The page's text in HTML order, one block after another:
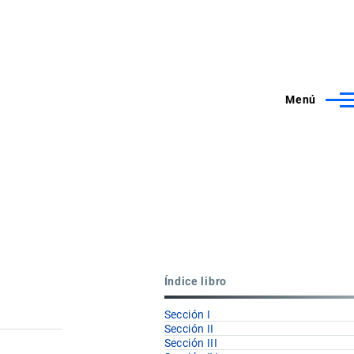
Menú
Índice libro
Sección I
Sección II
Sección III